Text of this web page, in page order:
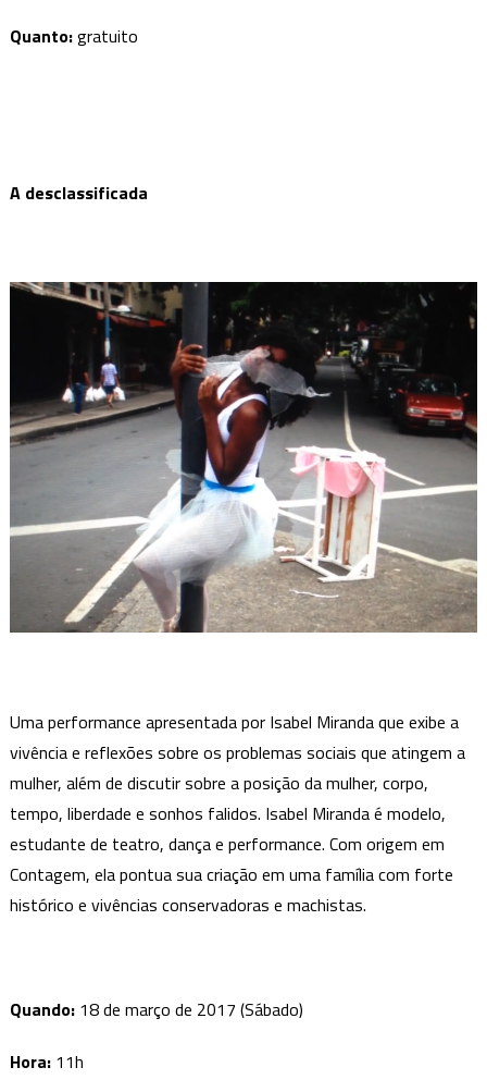
Quanto:gratuito
A desclassificada
Uma performance apresentada por Isabel Miranda que exibe a
vivência e reflexões sobre os problemas sociais que atingem a
mulher, além de discutir sobre a posição da mulher, corpo,
tempo, liberdade e sonhos falidos. Isabel Miranda é modelo,
estudante de teatro, dança e performance. Com origem em
Contagem, ela pontua sua criação em uma família com forte
histórico e vivências conservadoras e machistas.
Quando:18 de março de 2017 (Sábado)
Hora:11h